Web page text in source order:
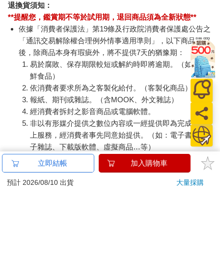
退換貨須知：
**提醒您，鑑賞期不等於試用期，退回商品須為全新狀態**
依據「消費者保護法」第19條及行政院消費者保護處公告之
「通訊交易解除權合理例外情事適用準則」，以下商品購買
後，除商品本身有瑕疵外，將不提供7天的猶豫期：
易於腐敗、保存期限較短或解約時即將逾期。（如：生
鮮食品）
依消費者要求所為之客製化給付。（客製化商品）
報紙、期刊或雜誌。（含MOOK、外文雜誌）
經消費者拆封之影音商品或電腦軟體。
非以有形媒介提供之數位內容或一經提供即為完成之線
上服務，經消費者事先同意始提供。（如：電子書、電
子雜誌、下載版軟體、虛擬商品…等）
已拆封之個人衛生用品。（如：內衣褲、刮鬍刀、除毛
刀…等）
若非上列種類商品，均享有到貨7天的猶豫期（含例假
立即結帳 加入購物車
預計 2026/08/10 出貨 大量採購